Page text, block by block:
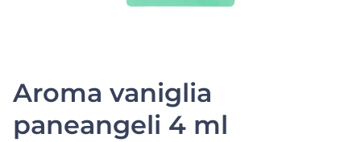
Aroma vaniglia
paneangeli 4 ml